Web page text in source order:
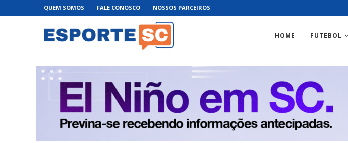
QUEM SOMOS FALE CONOSCO NOSSOS PARCEIROS
HOME FUTEBOL